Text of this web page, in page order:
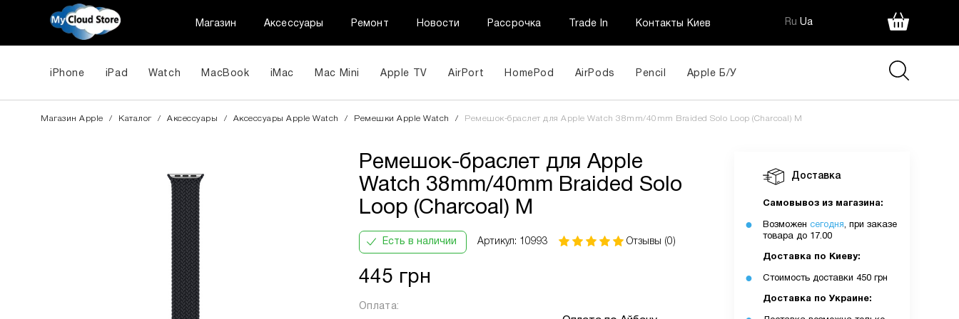
Магазин Аксессуары Ремонт Новости Рассрочка Trade In Контакты Киев Ru Ua
iPhone iPad Watch MacBook iMac Mac Mini Apple TV AirPort HomePod AirPods Pencil Apple Б/У
Магазин Apple / Каталог / Аксессуары / Aксессуары Apple Watch / Ремешки Apple Watch / Ремешок-браслет для Apple Watch 38mm/40mm Braided Solo Loop (Charcoal) M
Ремешок-браслет для Apple
Watch 38mm/40mm Braided Solo
Loop (Charcoal) M
Есть в наличии Артикул: 10993 Отзывы (0)
445 грн
Оплата:
ПриватБанк
Оплата
частинами
Кількість
платежів:
3
6
12
місяць:
158 грн
Інформація:
Доставка
Самовывоз из магазина:
Возможен сегодня, при заказе
товара до 17.00
Доставка по Киеву:
Стоимость доставки 450 грн
Доставка по Украине: